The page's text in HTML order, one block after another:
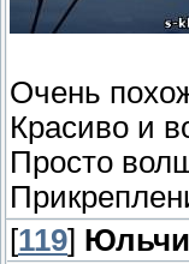
Очень
Красиво и
Просто
[119]